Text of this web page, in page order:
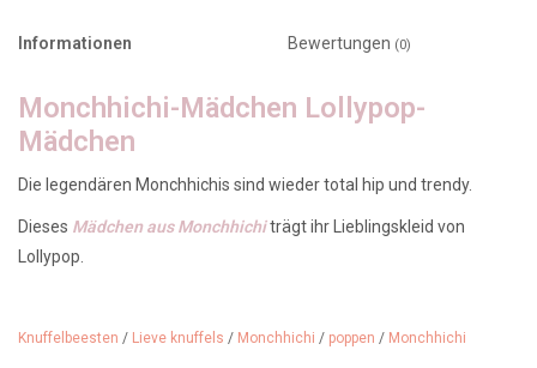
Informationen Bewertungen (0)
Monchhichi-Mädchen Lollypop-
Mädchen
Die legendären Monchhichis sind wieder total hip und trendy.
Dieses Mädchen aus Monchhichiträgt ihr Lieblingskleid von
Lollypop.
Knuffelbeesten / Lieve knuffels / Monchhichi / poppen / Monchhichi